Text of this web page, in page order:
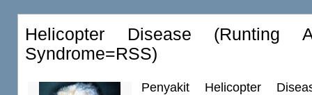
Helicopter Disease (Runting
Syndrome=RSS)
Penyakit Helicopter